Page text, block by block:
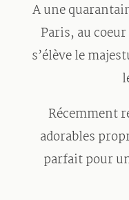
A une
Paris, au
s’élève le
Récemment
adorables
parfait pour